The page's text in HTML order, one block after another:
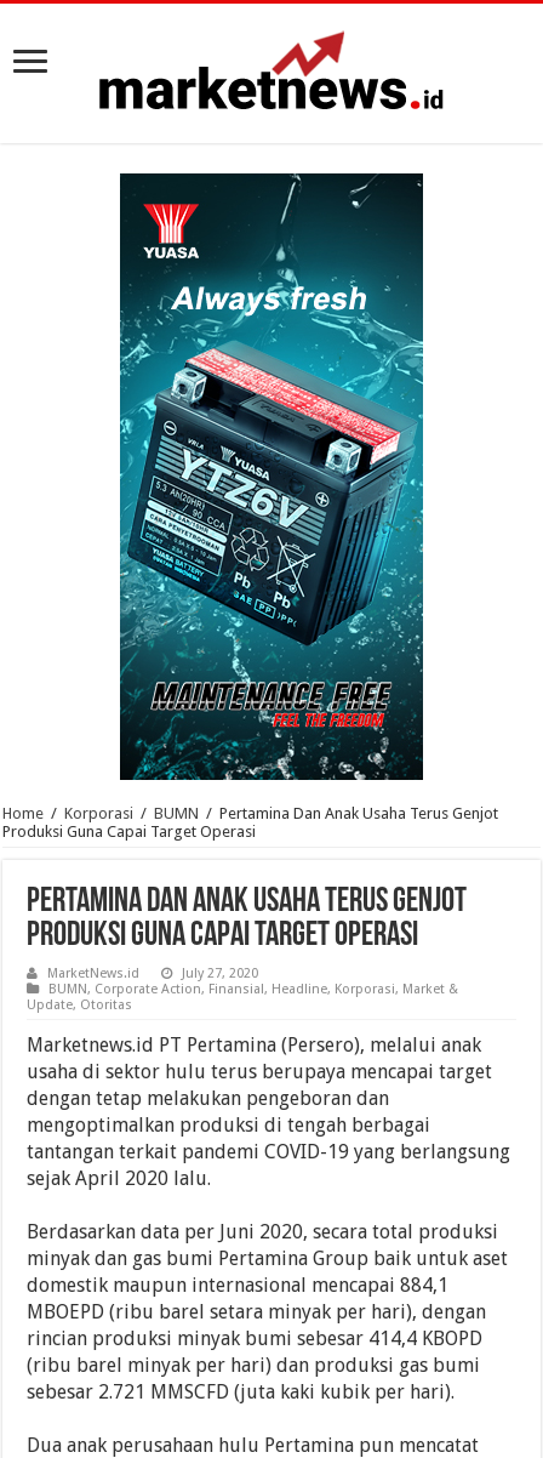
Home / Korporasi / BUMN / Pertamina Dan Anak Usaha Terus Genjot
Produksi Guna Capai Target Operasi
Pertamina Dan Anak Usaha Terus Genjot
Produksi Guna Capai Target Operasi
MarketNews.id
July 27, 2020
BUMN, Corporate Action, Finansial, Headline, Korporasi, Market &
Update, Otoritas
Marketnews.id PT Pertamina (Persero), melalui anak
usaha di sektor hulu terus berupaya mencapai target
dengan tetap melakukan pengeboran dan
mengoptimalkan produksi di tengah berbagai
tantangan terkait pandemi COVID-19 yang berlangsung
sejak April 2020 lalu.
Berdasarkan data per Juni 2020, secara total produksi
minyak dan gas bumi Pertamina Group baik untuk aset
domestik maupun internasional mencapai 884,1
MBOEPD (ribu barel setara minyak per hari), dengan
rincian produksi minyak bumi sebesar 414,4 KBOPD
(ribu barel minyak per hari) dan produksi gas bumi
sebesar 2.721 MMSCFD (juta kaki kubik per hari).
Dua anak perusahaan hulu Pertamina pun mencatat